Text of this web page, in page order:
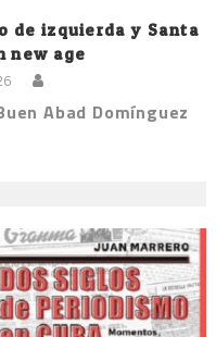
de izquierda y Santa
new age
Abad Domínguez